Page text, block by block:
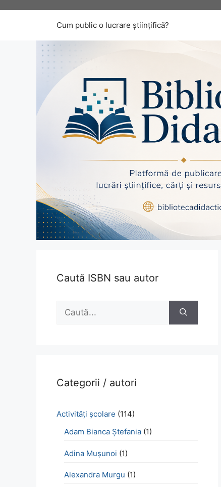
Cum public o lucrare științifică?
Caută ISBN sau autor
după:
Categorii / autori
Activităţi şcolare (114)
Adam Bianca Ștefania (1)
Adina Mușunoi (1)
Alexandra Murgu (1)